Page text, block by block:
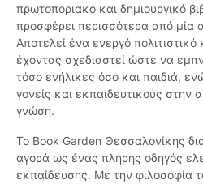
πρωτοποριακό και δημιουργικό
προσφέρει περισσότερα από μία
Αποτελεί ένα ενεργό
έχοντας σχεδιαστεί ώστε να
τόσο ενήλικες όσο και παιδιά,
γονείς και εκπαιδευτικούς στην
γνώση.
Το Book Garden Θεσσαλονίκης
αγορά ως ένας πλήρης οδηγός
εκπαίδευσης. Με την φιλοσοφία